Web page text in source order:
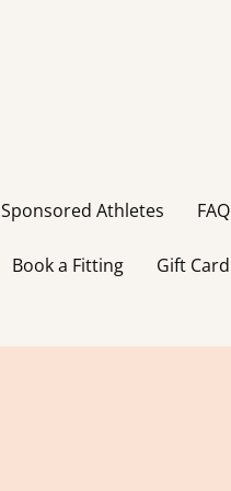
Sponsored Athletes FAQ
Book a Fitting Gift Card